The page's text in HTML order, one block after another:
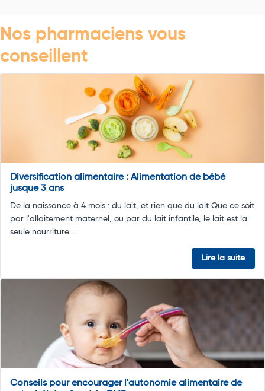
Nos pharmaciens vous
conseillent
Diversification alimentaire : Alimentation de bébé
jusque 3 ans
De la naissance à 4 mois : du lait, et rien que du lait Que ce soit
par l'allaitement maternel, ou par du lait infantile, le lait est la
seule nourriture ...
Lire la suite
Conseils pour encourager l'autonomie alimentaire de